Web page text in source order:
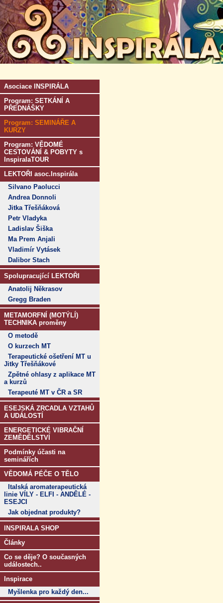
Asociace INSPIRÁLA
Program: SETKÁNÍ A
PŘEDNÁŠKY
Program: SEMINÁŘE A
KURZY
Program: VĚDOMÉ
CESTOVÁNÍ & POBYTY s
InspiralaTOUR
LEKTOŘI asoc.Inspirála
Silvano Paolucci
Andrea Donnoli
Jitka Třešňáková
Petr Vladyka
Ladislav Šiška
Ma Prem Anjali
Vladimír Vytásek
Dalibor Stach
Spolupracující LEKTOŘI
Anatolij Někrasov
Gregg Braden
METAMORFNÍ (MOTÝLÍ)
TECHNIKA proměny
O metodě
O kurzech MT
Terapeutické ošetření MT u
Jitky Třešňákové
Zpětné ohlasy z aplikace MT
a kurzů
Terapeuté MT v ČR a SR
ESEJSKÁ ZRCADLA VZTAHŮ
A UDÁLOSTÍ
ENERGETICKÉ VIBRAČNÍ
ZEMĚDĚLSTVÍ
Podmínky účasti na
seminářích
VĚDOMÁ PÉČE O TĚLO
Italská aromaterapeutická
linie VÍLY - ELFI - ANDĚLÉ -
ESEJCI
Jak objednat produkty?
INSPIRALA SHOP
Články
Co se děje? O současných
událostech..
Inspirace
Myšlenka pro každý den...